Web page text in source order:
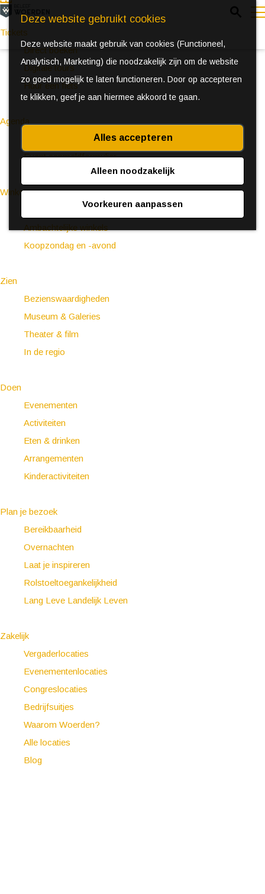
Deze website gebruikt cookies
Deze website maakt gebruik van cookies (Functioneel,
Analytisch, Marketing) die noodzakelijk zijn om de website
zo goed mogelijk te laten functioneren. Door op accepteren
te klikken, geef je aan hiermee akkoord te gaan.
Alles accepteren
Alleen noodzakelijk
Voorkeuren aanpassen
e
Tickets
Direct boeken
Digitale tours
Huur een fiets
Agenda
Ontdek Woerden in de zomer
Event aanmeldformulier
Winkelen
(Bijzondere) markten
Ambachtelijke winkels
Koopzondag en -avond
Zien
Bezienswaardigheden
Museum & Galeries
Theater & film
In de regio
Doen
Evenementen
Activiteiten
Eten & drinken
Arrangementen
Kinderactiviteiten
Plan je bezoek
Bereikbaarheid
Overnachten
Laat je inspireren
Rolstoeltoegankelijkheid
Lang Leve Landelijk Leven
Zakelijk
Vergaderlocaties
Evenementenlocaties
Congreslocaties
Bedrijfsuitjes
Waarom Woerden?
Alle locaties
Blog